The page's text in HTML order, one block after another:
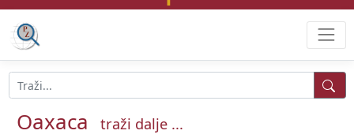
Oaxaca traži dalje ...